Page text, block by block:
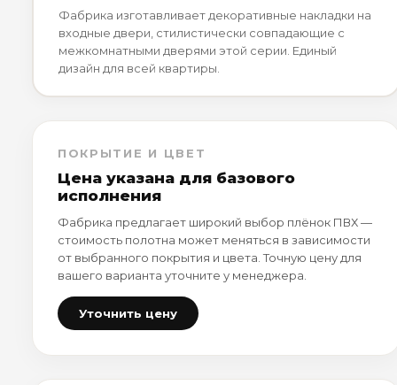
Фабрика изготавливает декоративные накладки на
входные двери, стилистически совпадающие с
межкомнатными дверями этой серии. Единый
дизайн для всей квартиры.
ПОКРЫТИЕ И ЦВЕТ
Цена указана для базового
исполнения
Фабрика предлагает широкий выбор плёнок ПВХ —
стоимость полотна может меняться в зависимости
от выбранного покрытия и цвета. Точную цену для
вашего варианта уточните у менеджера.
Уточнить цену